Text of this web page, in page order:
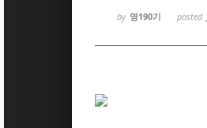
by 영190기 posted